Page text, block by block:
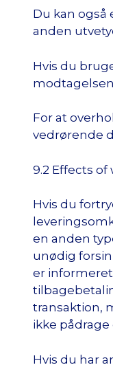
Du kan
anden
Hvis du
For at
vedrørende
9.2 Effects of
Hvis du
en anden
unødig
er
transaktion,
ikke
Hvis du har